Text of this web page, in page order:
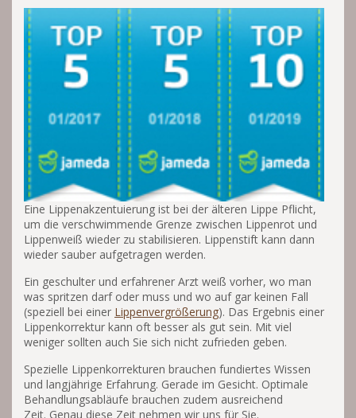
Eine Lippenakzentuierung ist bei der älteren Lippe Pflicht,
um die verschwimmende Grenze zwischen Lippenrot und
Lippenweiß wieder zu stabilisieren. Lippenstift kann dann
wieder sauber aufgetragen werden.
Ein geschulter und erfahrener Arzt weiß vorher, wo man
was spritzen darf oder muss und wo auf gar keinen Fall
(speziell bei einer Lippenvergrößerung). Das Ergebnis einer
Lippenkorrektur kann oft besser als gut sein. Mit viel
weniger sollten auch Sie sich nicht zufrieden geben.
Spezielle Lippenkorrekturen brauchen fundiertes Wissen
und langjährige Erfahrung. Gerade im Gesicht. Optimale
Behandlungsabläufe brauchen zudem ausreichend
Zeit. Genau diese Zeit nehmen wir uns für Sie.